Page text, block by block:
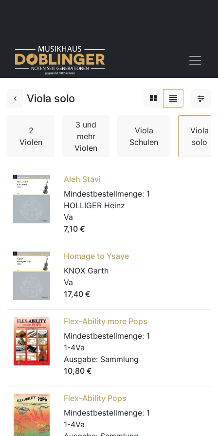
Viola solo
2
Violen
3 und
mehr
Violen
Viola
Schulen
Viola
solo
Aleh Stavi
Mindestbestellmenge: 1
HOLLIGER Heinz
Va
7,10 €
Homage to Ysaye
KNOX Garth
Va
17,40 €
Flex-Ability more Pops
Mindestbestellmenge: 1
1-4Va
Ausgabe: Sammlung
10,80 €
Flex-Ability Pops
Mindestbestellmenge: 1
1-4Va